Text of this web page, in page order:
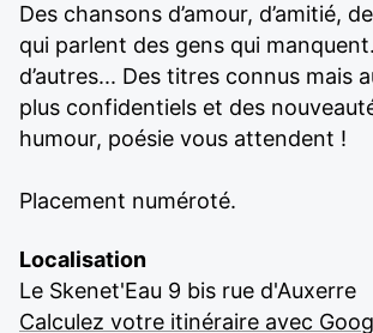
Des chansons d’amour, d’amitié,
qui parlent des gens qui
d’autres... Des titres connus mais
plus confidentiels et des
humour, poésie vous attendent !
Placement numéroté.
Localisation
Le Skenet'Eau 9 bis rue d'Auxerre
Calculez votre itinéraire avec